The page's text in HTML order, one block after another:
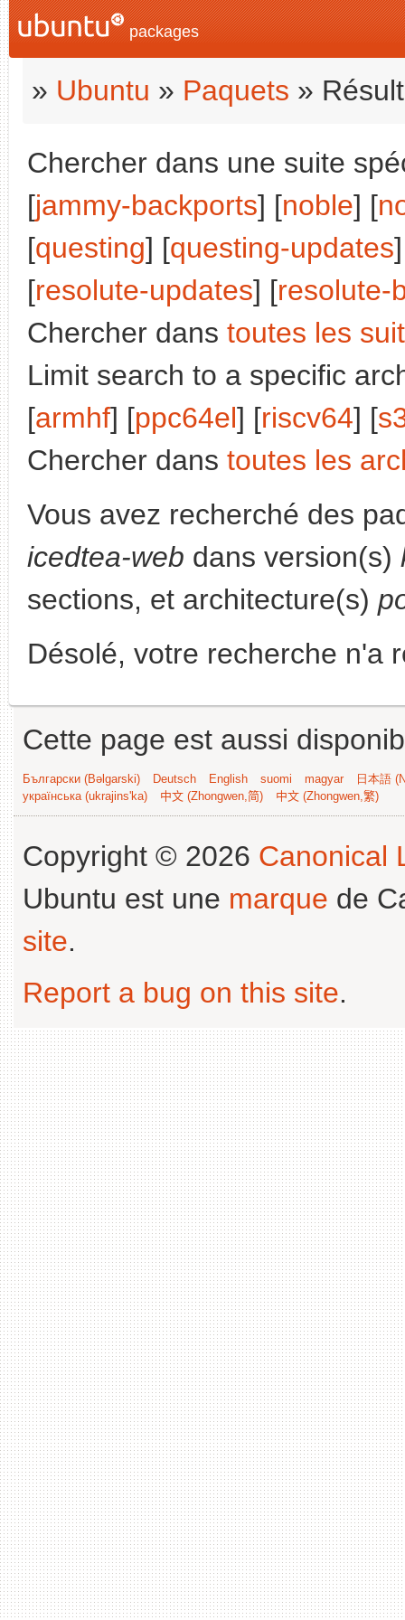
packages
» Ubuntu » Paquets »
Chercher dans une suite
[jammy-backports] [noble] [
[questing] [questing-updates
[resolute-updates] [resolute-
Chercher dans toutes les
Limit search to a specific
[armhf] [ppc64el] [riscv64] [
Chercher dans toutes les
Vous avez recherché des
icedtea-web dans version(s)
sections, et architecture(s)
Désolé, votre recherche n'a
Cette page est aussi
Български (Bəlgarski) Deutsch English suomi magyar
日本語
українська (ukrajins'ka)
中文 (Zhongwen,简) 中文 (Zhongwen,繁)
Copyright © 2026 Canonical
Ubuntu est une marque de
site.
Report a bug on this site.